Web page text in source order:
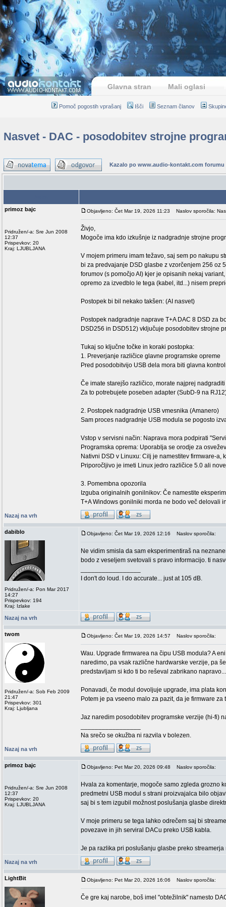
Glavna stran Mali oglasi
Pomoč pogostih vprašanj Išči Seznam članov
Nasvet - DAC - posodobitev strojne
Kazalo po www.audio-kontakt.com forumu
primoz bajc
Pridružen/-a: Sre Jun 2008
12:37
Prispevkov: 20
Kraj: LJUBLJANA
Objavljeno: Čet Mar 19, 2026 11:23 Naslov sporočila:
Živjo,
Mogoče ima kdo izkušnje iz nadgradnje strojne
V mojem primeru imam težavo, saj sem po nakupu
bi za predvajanje DSD glasbe z vzorčenjem 256 oz
forumov (s pomočjo AI) kjer je opisanih nekaj
opremo za izvedblo le tega (kabel, itd...) nisem
Postopek bi bil nekako takšen: (AI nasvet)
Postopek nadgradnje naprave T+A DAC 8 DSD za
DSD256 in DSD512) vključuje posodobitev strojne
Tukaj so ključne točke in koraki postopka:
1. Preverjanje različice glavne programske opreme
Pred posodobitvijo USB dela mora biti glavna
Če imate starejšo različico, morate najprej
Za to potrebujete poseben adapter (SubD-9 na
2. Postopek nadgradnje USB vmesnika (Amanero)
Sam proces nadgradnje USB modula se pogosto
Vstop v servisni način: Naprava mora podpirati
Programska oprema: Uporablja se orodje za
Nativni DSD v Linuxu: Cilj je namestitev firmware-
Priporočljivo je imeti Linux jedro različice 5.0 ali
3. Pomembna opozorila
Izguba originalnih gonilnikov: Če namestite
T+A Windows gonilniki morda ne bodo več delovali
Nazaj na vrh
dabiblo
Pridružen/-a: Pon Mar 2017
14:27
Prispevkov: 194
Kraj: Izlake
Objavljeno: Čet Mar 19, 2026 12:16 Naslov sporočila:
Ne vidim smisla da sam eksperimentiraš na
bodo z veseljem svetovali s pravo informacijo. ti
I don't do loud. I do accurate... just at 105 dB.
Nazaj na vrh
twom
Pridružen/-a: Sob Feb 2009
21:47
Prispevkov: 301
Kraj: Ljubljana
Objavljeno: Čet Mar 19, 2026 14:57 Naslov sporočila:
Wau. Upgrade firmwarea na čipu USB modula? A
naredimo, pa vsak različne hardwarske verzije, pa
predstavljam si kdo ti bo reševal zabrikano napravo...
Ponavadi, če modul dovoljuje upgrade, ima plata
Potem je pa vseeno malo za pazit, da je firmware
Jaz naredim posodobitev programske verzije (hi-fi)
Na srečo se okužba ni razvila v bolezen.
Nazaj na vrh
primoz bajc
Pridružen/-a: Sre Jun 2008
12:37
Prispevkov: 20
Kraj: LJUBLJANA
Objavljeno: Pet Mar 20, 2026 09:48 Naslov sporočila:
Hvala za komentarje, mogoče samo zgleda grozno
predmetni USB modul s strani proizvajalca bilo
saj bi s tem izgubil možnost poslušanja glasbe
V moje primeru se tega lahko odrečem saj bi
povezave in jih serviral DACu preko USB kabla.
Je pa razlika pri poslušanju glasbe preko
Nazaj na vrh
LightBit Objavljeno: Pet Mar 20, 2026 16:06 Naslov sporočila:
Če gre kaj narobe, boš imel "obtežilnik" namesto